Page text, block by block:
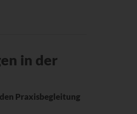
in der
Praxisbegleitung